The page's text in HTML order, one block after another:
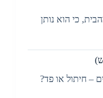
כי הוא נותן
– חיתול או פד?